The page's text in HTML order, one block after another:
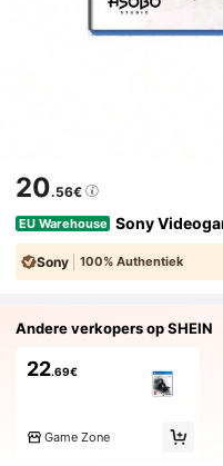
20.56€
EU Warehouse Sony
Sony 100% Authentiek
Andere verkopers op SHEIN
22.69€
Game Zone